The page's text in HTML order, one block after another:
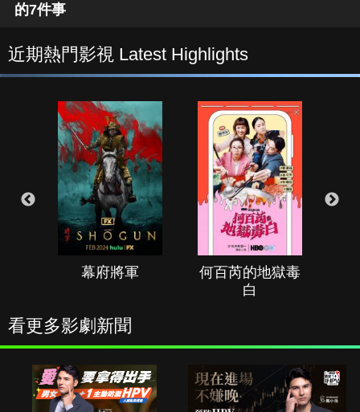
的7件事
近期熱門影視 Latest Highlights
幕府將軍
何百芮的地獄毒
白
看更多影劇新聞